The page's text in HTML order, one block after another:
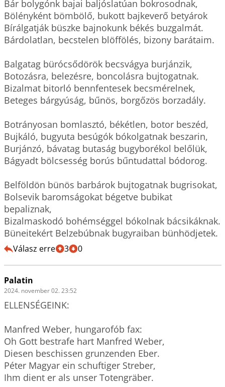
Bár bolygónk bajai baljóslatúan bokrosodnak,
Bölényként bömbölő, bukott bajkeverő betyárok
Bírálgatják büszke bajnokunk békés buzgalmát.
Bárdolatlan, becstelen blöffölés, bizony barátaim.
Balgatag bürócsődörök becsvágya burjánzik,
Botozásra, belezésre, boncolásra bujtogatnak.
Bizalmat bitorló bennfentesek becsmérelnek,
Beteges bárgyúság, bűnös, borgőzös borzadály.
Botrányosan bomlasztó, békétlen, botor beszéd,
Bujkáló, bugyuta besúgók bókolgatnak beszarin,
Burjánzó, bávatag butaság bugyborékol belőlük,
Bágyadt bölcsesség borús bűntudattal bódorog.
Belföldön bünös barbárok bujtogatnak bugrisokat,
Bolsevik baromságokat bégetve bubikat
bepaliznak,
Bizalmaskodó bohémséggel bókolnak bácsikáknak.
Büneitekért Belzebúbnak bugyraiban bünhödjetek.
Válasz erre 3 0
Palatin
2024. november 02. 23:52
ELLENSÉGEINK:
Manfred Weber, hungarofób fax:
Oh Gott bestrafe hart Manfred Weber,
Diesen beschissen grunzenden Eber.
Péter Magyar ein schuftiger Streber,
Ihm dient er als unser Totengräber.